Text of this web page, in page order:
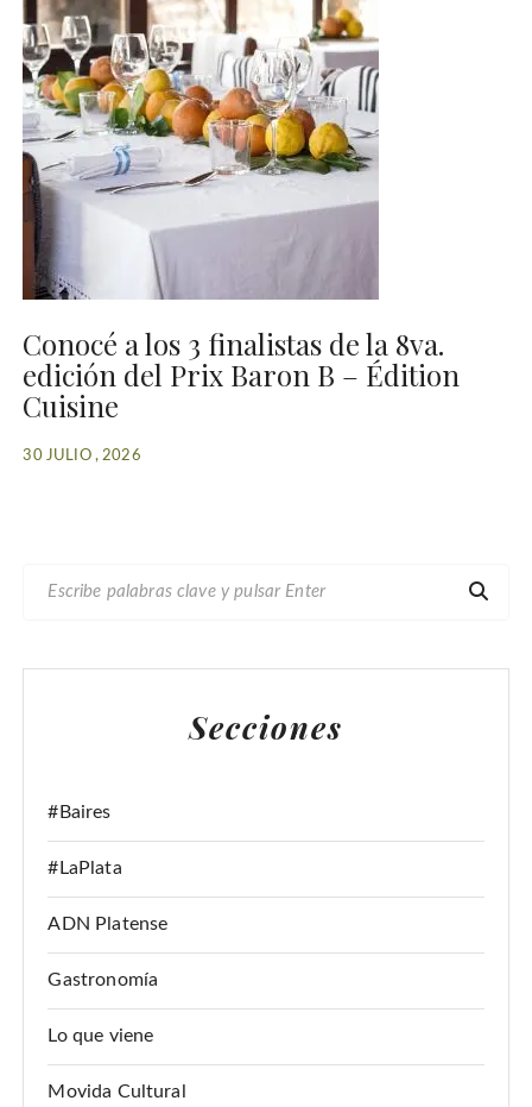
Conocé a los 3 finalistas de la 8va.
edición del Prix Baron B – Édition
Cuisine
30 JULIO , 2026
C
Secciones
#Baires
#LaPlata
ADN Platense
Gastronomía
Lo que viene
Movida Cultural